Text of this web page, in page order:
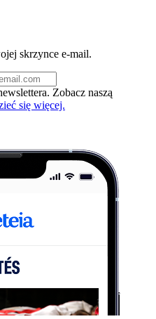
skrzynce e-mail.
Zobacz naszą
się więcej.